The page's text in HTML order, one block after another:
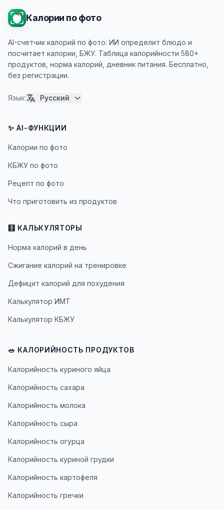
Калории по фото
AI-счетчик калорий по фото: ИИ определит блюдо и
посчитает калории, БЖУ. Таблица калорийности 580+
продуктов, норма калорий, дневник питания. Бесплатно,
без регистрации.
Язык: Русский
✨ AI-ФУНКЦИИ
Калории по фото
КБЖУ по фото
Рецепт по фото
Что приготовить из продуктов
🧮 КАЛЬКУЛЯТОРЫ
Норма калорий в день
Сжигание калорий на тренировке
Дефицит калорий для похудения
Калькулятор ИМТ
Калькулятор КБЖУ
🥗 КАЛОРИЙНОСТЬ ПРОДУКТОВ
Калорийность куриного яйца
Калорийность сахара
Калорийность молока
Калорийность сыра
Калорийность огурца
Калорийность куриной грудки
Калорийность картофеля
Калорийность гречки